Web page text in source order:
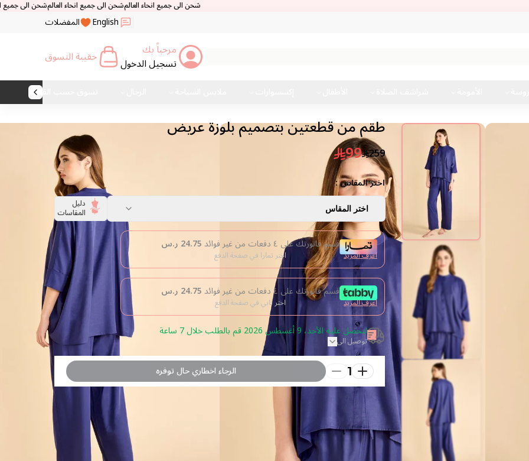
شحن الى جميع انحاء العالمشحن الى جميع انحاء العالمشحن الى جميع انحاء العالمشحن
English المفضلات
مرحباً بك
تسجيل الدخول حقيبة التسوق
تسوق حسب القماش
طقم من قطعتين بتصميم بلوزة عريض
259
99
اختر المقاس :
اختر المقاس دليل
المقاسات
قسم فاتورتك على ٤ دفعات من غير فوائد 24.75 ر.س
اختر تمارا في صفحة الدفع اعرف المزيد
قسم فاتورتك على ٤ دفعات من غير فوائد 24.75 ر.س
اختر تابي في صفحة الدفع اعرف المزيد
لتحصل عليه الأحد، 9 أغسطس 2026 قم بالطلب خلال 7 ساعة
توصيل الى
1 الرجاء اخطاري حال توفره